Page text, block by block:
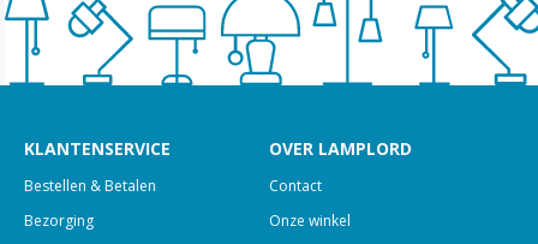
KLANTENSERVICE
Bestellen & Betalen
Bezorging
OVER LAMPLORD
Contact
Onze winkel